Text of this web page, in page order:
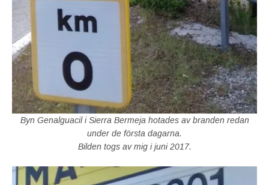
Byn Genalguacil i Sierra Bermeja hotades av branden redan
under de första dagarna.
Bilden togs av mig i juni 2017.